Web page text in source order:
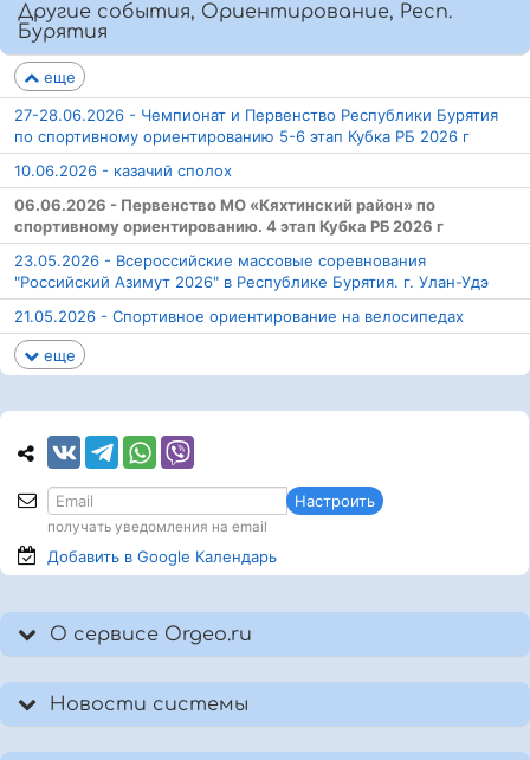
Другие события, Ориентирование, Респ.
Бурятия
еще
27-28.06.2026 - Чемпионат и Первенство Республики Бурятия
по спортивному ориентированию 5-6 этап Кубка РБ 2026 г
10.06.2026 - казачий сполох
06.06.2026 - Первенство МО «Кяхтинский район» по
спортивному ориентированию. 4 этап Кубка РБ 2026 г
23.05.2026 - Всероссийские массовые соревнования
"Российский Азимут 2026" в Республике Бурятия. г. Улан-Удэ
21.05.2026 - Спортивное ориентирование на велосипедах
еще
Настроить
получать уведомления на email
Добавить в Google Календарь
О сервисе Orgeo.ru
Новости системы